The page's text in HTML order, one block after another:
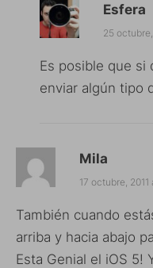
Esfera
25
Es posible que si
enviar algún tipo
Mila
17 octubre,
También cuando
arriba y hacia abajo
Esta Genial el iOS 5!